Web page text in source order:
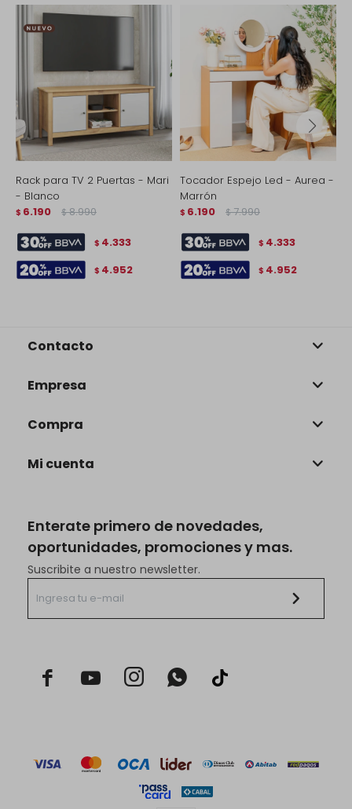
Rack para TV 2 Puertas - Mari
- Blanco
$ 6.190 $ 8.990
$ 4.333
$ 4.952
Tocador Espejo Led - Aurea -
Marrón
$ 6.190 $ 7.990
$ 4.333
$ 4.952
Enterate primero de novedades,
oportunidades, promociones y mas.
Suscribite a nuestro newsletter.
  
Contacto
Empresa
Compra
Mi cuenta